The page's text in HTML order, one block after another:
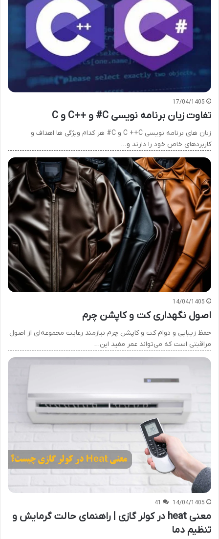
17/04/1405
تفاوت زبان برنامه نویسی C# و ++C و C
زبان های برنامه نویسی C ++C و C# هر کدام ویژگی ها اهداف و
کاربردهای خاص خود را دارند و…
14/04/1405
اصول نگهداری کت و کاپشن چرم
حفظ زیبایی و دوام کت و کاپشن چرم نیازمند رعایت مجموعه‌ای از اصول
مراقبتی است که می‌تواند عمر مفید این…
14/04/1405
41
معنی heat در کولر گازی | راهنمای حالت گرمایش و
تنظیم دما